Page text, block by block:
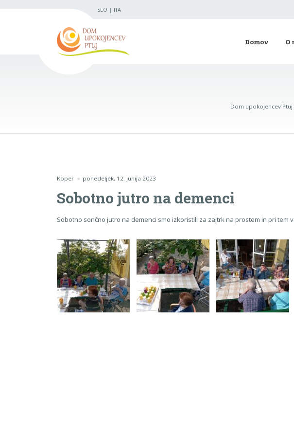
SLO | ITA
Domov O
Dom upokojencev Ptuj
Koper ponedeljek, 12. junija 2023
Sobotno jutro na demenci
Sobotno sončno jutro na demenci smo izkoristili za zajtrk na prostem in pri tem